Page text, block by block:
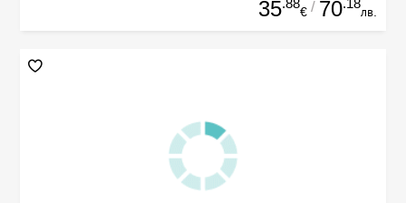
35.88
€ / 70.18
лв.